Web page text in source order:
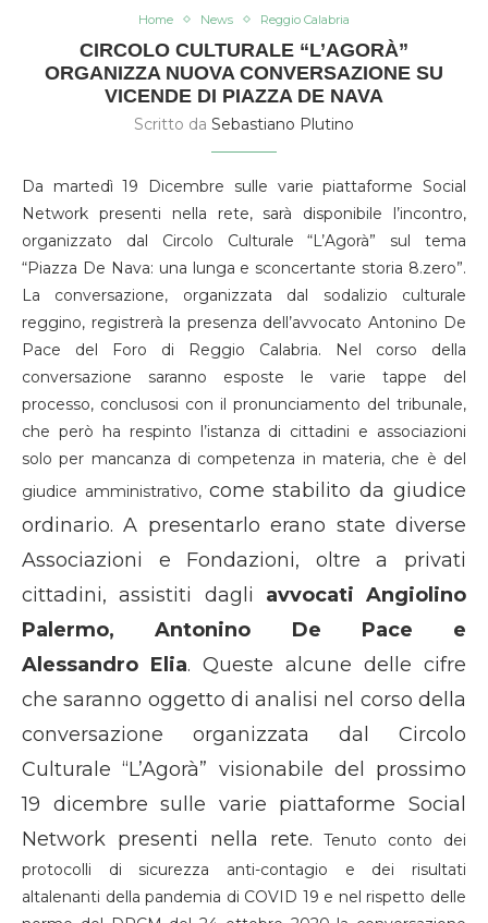
Home News Reggio Calabria
CIRCOLO CULTURALE “L’AGORÀ”
ORGANIZZA NUOVA CONVERSAZIONE SU
VICENDE DI PIAZZA DE NAVA
Scritto da Sebastiano Plutino
Da martedì 19 Dicembre sulle varie piattaforme Social
Network presenti nella rete, sarà disponibile l’incontro,
organizzato dal Circolo Culturale “L’Agorà” sul tema
“Piazza De Nava: una lunga e sconcertante storia 8.zero”.
La conversazione, organizzata dal sodalizio culturale
reggino, registrerà la presenza dell’avvocato Antonino De
Pace del Foro di Reggio Calabria. Nel corso della
conversazione saranno esposte le varie tappe del
processo, conclusosi con il pronunciamento del tribunale,
che però ha respinto l’istanza di cittadini e associazioni
solo per mancanza di competenza in materia, che è del
giudice amministrativo, come stabilito da giudice
ordinario. A presentarlo erano state diverse
Associazioni e Fondazioni, oltre a privati
cittadini, assistiti dagli avvocati Angiolino
Palermo, Antonino De Pace e
Alessandro Elia. Queste alcune delle cifre
che saranno oggetto di analisi nel corso della
conversazione organizzata dal Circolo
Culturale “L’Agorà” visionabile del prossimo
19 dicembre sulle varie piattaforme Social
Network presenti nella rete. Tenuto conto dei
protocolli di sicurezza anti-contagio e dei risultati
altalenanti della pandemia di COVID 19 e nel rispetto delle